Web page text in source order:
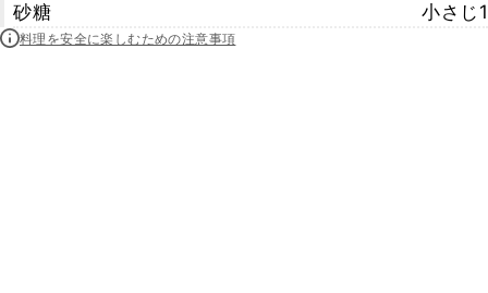
砂糖
小さじ1
料理を安全に楽しむための注意事項